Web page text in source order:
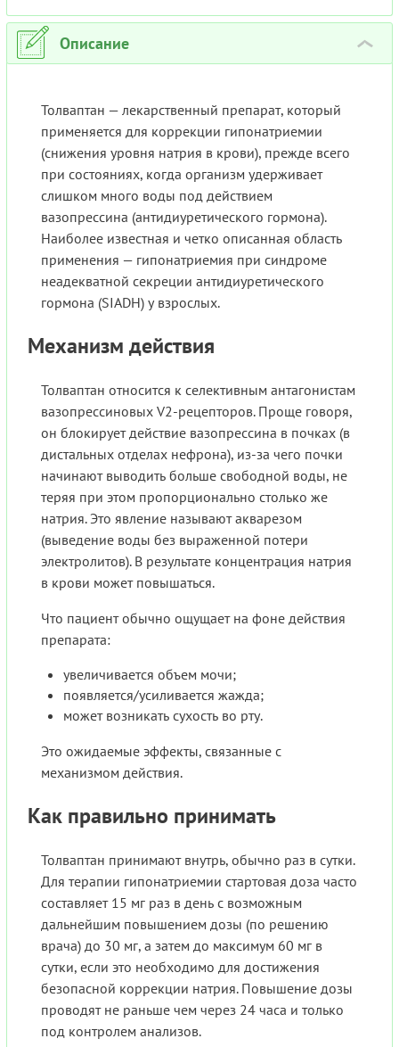
Описание ›
Толваптан — лекарственный препарат, который
применяется для коррекции гипонатриемии
(снижения уровня натрия в крови), прежде всего
при состояниях, когда организм удерживает
слишком много воды под действием
вазопрессина (антидиуретического гормона).
Наиболее известная и четко описанная область
применения — гипонатриемия при синдроме
неадекватной секреции антидиуретического
гормона (SIADH) у взрослых.
Механизм действия
Толваптан относится к селективным антагонистам
вазопрессиновых V2-рецепторов. Проще говоря,
он блокирует действие вазопрессина в почках (в
дистальных отделах нефрона), из-за чего почки
начинают выводить больше свободной воды, не
теряя при этом пропорционально столько же
натрия. Это явление называют акварезом
(выведение воды без выраженной потери
электролитов). В результате концентрация натрия
в крови может повышаться.
Что пациент обычно ощущает на фоне действия
препарата:
увеличивается объем мочи;
появляется/усиливается жажда;
может возникать сухость во рту.
Это ожидаемые эффекты, связанные с
механизмом действия.
Как правильно принимать
Толваптан принимают внутрь, обычно раз в сутки.
Для терапии гипонатриемии стартовая доза часто
составляет 15 мг раз в день с возможным
дальнейшим повышением дозы (по решению
врача) до 30 мг, а затем до максимум 60 мг в
сутки, если это необходимо для достижения
безопасной коррекции натрия. Повышение дозы
проводят не раньше чем через 24 часа и только
под контролем анализов.